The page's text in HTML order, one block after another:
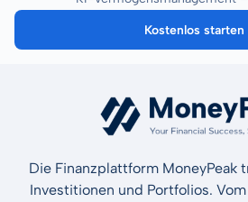
Kostenlos
Die Finanzplattform MoneyPeak
Investitionen und Portfolios.